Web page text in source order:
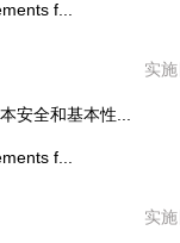
f...
实
安全和基本性...
f...
实